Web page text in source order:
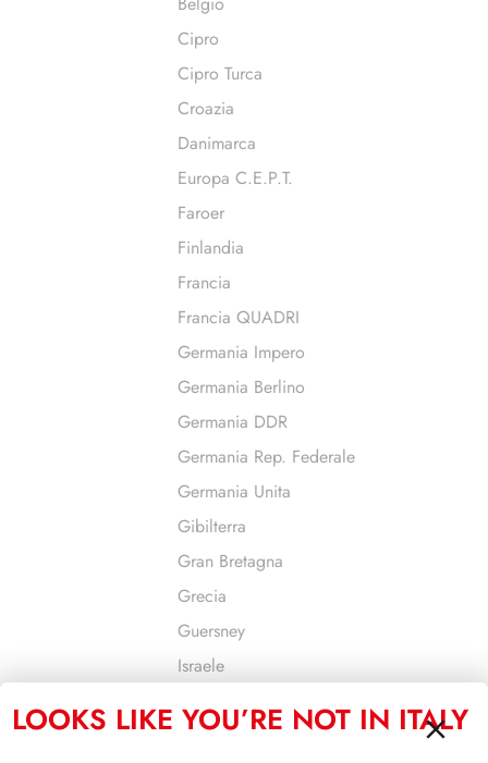
Cipro
Cipro Turca
Croazia
Danimarca
Europa C.E.P.T.
Faroer
Finlandia
Francia
Francia QUADRI
Germania Impero
Germania Berlino
Germania DDR
Germania Rep. Federale
Germania Unita
Gibilterra
Gran Bretagna
Grecia
Guersney
Israele
Jugoslavia
LOOKS LIKE YOU’RE NOT IN ITALY